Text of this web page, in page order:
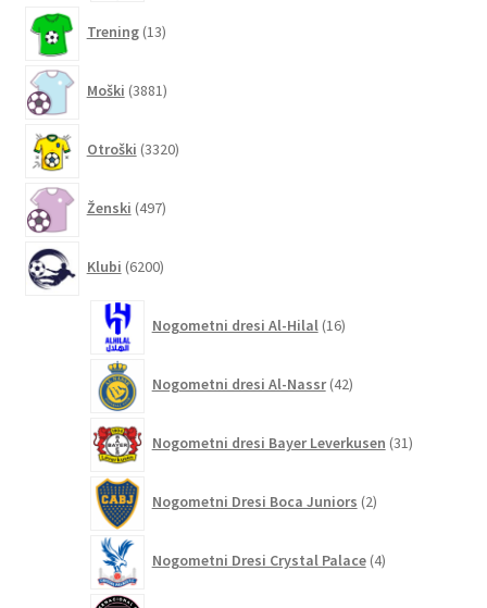
Trening 13izdelkov
Moški 3881izdelkov
Otroški 3320izdelkov
Ženski 497izdelkov
Klubi 6200izdelkov
Nogometni dresi Al-Hilal 16izdelkov
Nogometni dresi Al-Nassr 42izdelkov
Nogometni dresi Bayer Leverkusen 31izdelkov
Nogometni Dresi Boca Juniors 2izdelka
Nogometni Dresi Crystal Palace 4izdelki